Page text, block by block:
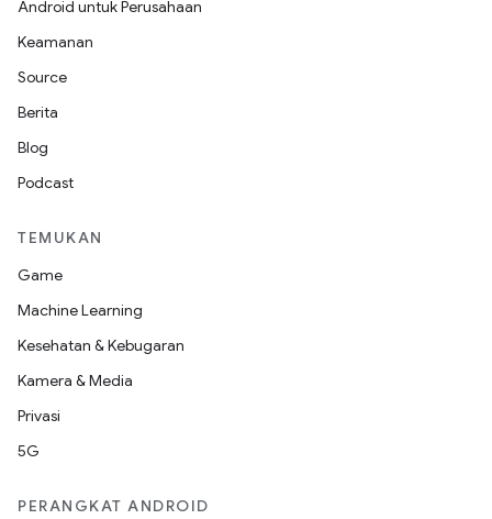
Android untuk Perusahaan
Keamanan
Source
Berita
Blog
Podcast
TEMUKAN
Game
Machine Learning
Kesehatan & Kebugaran
Kamera & Media
Privasi
5G
PERANGKAT ANDROID